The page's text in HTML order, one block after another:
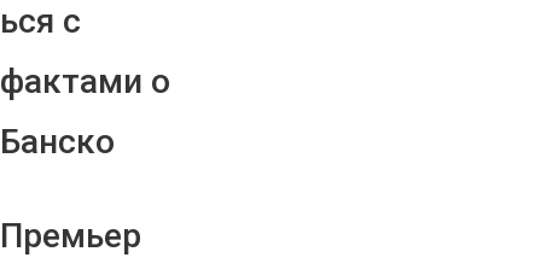
ься с
фактами о
Банско
Премьер